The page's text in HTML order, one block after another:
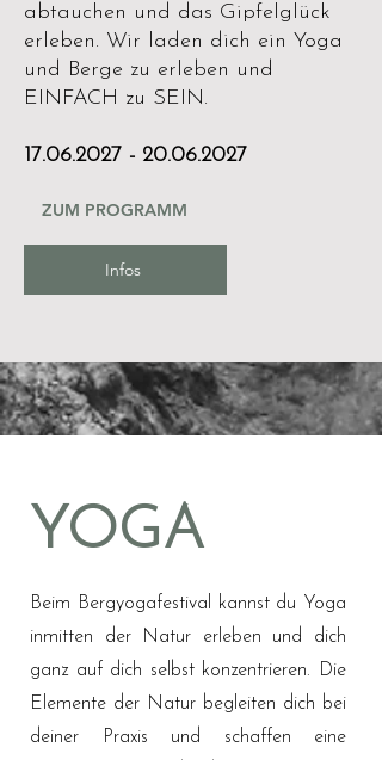
abtauchen und das Gipfelglück
erleben. Wir laden dich ein Yoga
und Berge zu erleben und
EINFACH zu SEIN.
17.06.2027 - 20.06.2027
ZUM PROGRAMM
Infos
YOGA
Beim Bergyogafestival kannst du Yoga
inmitten der Natur erleben und dich
ganz auf dich selbst konzentrieren. Die
Elemente der Natur begleiten dich bei
deiner Praxis und schaffen eine